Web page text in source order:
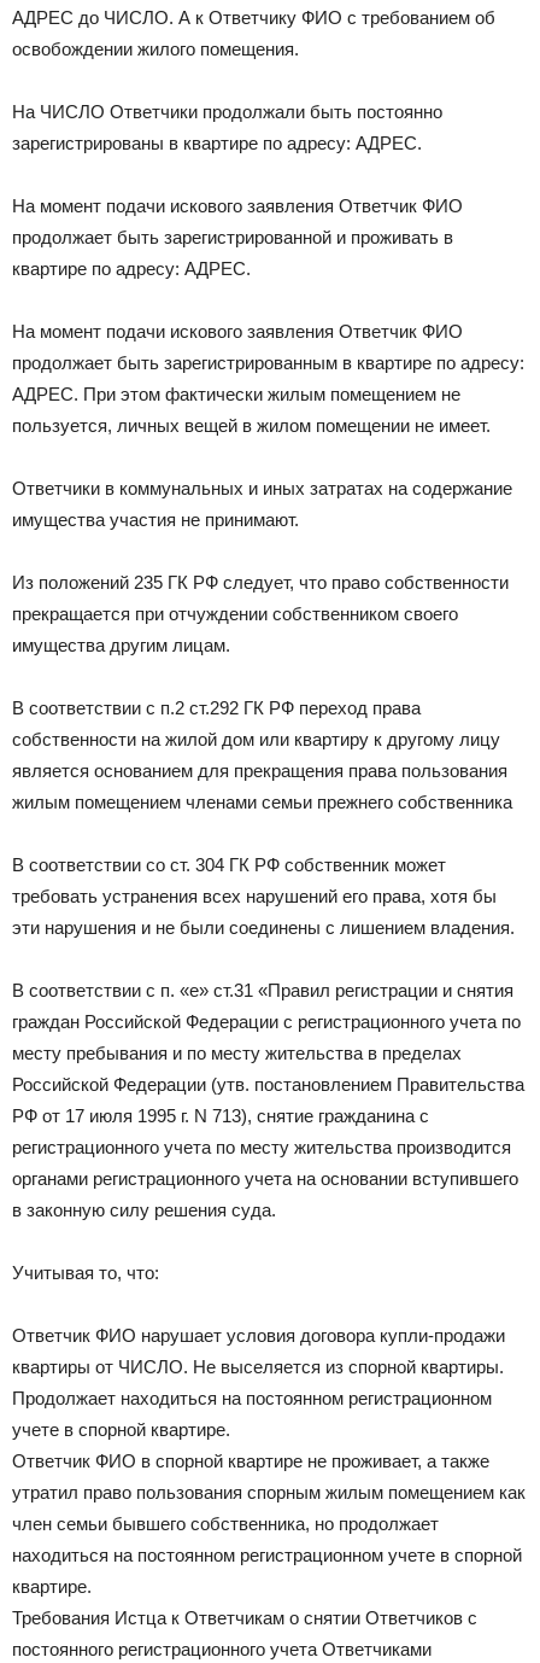
АДРЕС до ЧИСЛО. А к Ответчику ФИО с требованием об
освобождении жилого помещения.
На ЧИСЛО Ответчики продолжали быть постоянно
зарегистрированы в квартире по адресу: АДРЕС.
На момент подачи искового заявления Ответчик ФИО
продолжает быть зарегистрированной и проживать в
квартире по адресу: АДРЕС.
На момент подачи искового заявления Ответчик ФИО
продолжает быть зарегистрированным в квартире по адресу:
АДРЕС. При этом фактически жилым помещением не
пользуется, личных вещей в жилом помещении не имеет.
Ответчики в коммунальных и иных затратах на содержание
имущества участия не принимают.
Из положений 235 ГК РФ следует, что право собственности
прекращается при отчуждении собственником своего
имущества другим лицам.
В соответствии с п.2 ст.292 ГК РФ переход права
собственности на жилой дом или квартиру к другому лицу
является основанием для прекращения права пользования
жилым помещением членами семьи прежнего собственника
В соответствии со ст. 304 ГК РФ собственник может
требовать устранения всех нарушений его права, хотя бы
эти нарушения и не были соединены с лишением владения.
В соответствии с п. «е» ст.31 «Правил регистрации и снятия
граждан Российской Федерации с регистрационного учета по
месту пребывания и по месту жительства в пределах
Российской Федерации (утв. постановлением Правительства
РФ от 17 июля 1995 г. N 713), снятие гражданина с
регистрационного учета по месту жительства производится
органами регистрационного учета на основании вступившего
в законную силу решения суда.
Учитывая то, что:
Ответчик ФИО нарушает условия договора купли-продажи
квартиры от ЧИСЛО. Не выселяется из спорной квартиры.
Продолжает находиться на постоянном регистрационном
учете в спорной квартире.
Ответчик ФИО в спорной квартире не проживает, а также
утратил право пользования спорным жилым помещением как
член семьи бывшего собственника, но продолжает
находиться на постоянном регистрационном учете в спорной
квартире.
Требования Истца к Ответчикам о снятии Ответчиков с
постоянного регистрационного учета Ответчиками